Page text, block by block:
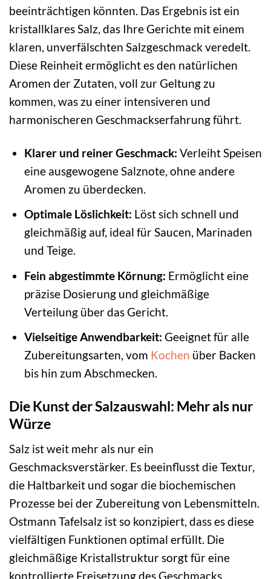
beeinträchtigen könnten. Das Ergebnis ist ein
kristallklares Salz, das Ihre Gerichte mit einem
klaren, unverfälschten Salzgeschmack veredelt.
Diese Reinheit ermöglicht es den natürlichen
Aromen der Zutaten, voll zur Geltung zu
kommen, was zu einer intensiveren und
harmonischeren Geschmackserfahrung führt.
Klarer und reiner Geschmack: Verleiht Speisen
eine ausgewogene Salznote, ohne andere
Aromen zu überdecken.
Optimale Löslichkeit: Löst sich schnell und
gleichmäßig auf, ideal für Saucen, Marinaden
und Teige.
Fein abgestimmte Körnung: Ermöglicht eine
präzise Dosierung und gleichmäßige
Verteilung über das Gericht.
Vielseitige Anwendbarkeit: Geeignet für alle
Zubereitungsarten, vom Kochen über Backen
bis hin zum Abschmecken.
Die Kunst der Salzauswahl: Mehr als nur
Würze
Salz ist weit mehr als nur ein
Geschmacksverstärker. Es beeinflusst die Textur,
die Haltbarkeit und sogar die biochemischen
Prozesse bei der Zubereitung von Lebensmitteln.
Ostmann Tafelsalz ist so konzipiert, dass es diese
vielfältigen Funktionen optimal erfüllt. Die
gleichmäßige Kristallstruktur sorgt für eine
kontrollierte Freisetzung des Geschmacks,